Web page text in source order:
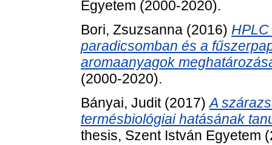
Egyetem (2000-2020).
Bori, Zsuzsanna (2016)
paradicsomban és a
aromaanyagok
(2000-2020).
Bányai, Judit(2017)A
termésbiológiai hatásának
thesis, Szent István Egyetem